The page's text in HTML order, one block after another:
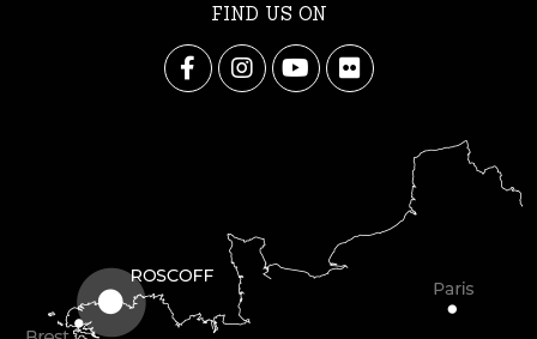
FIND US ON